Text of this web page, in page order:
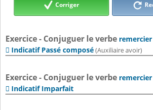
Corriger
Exercice - Conjuguer le verbe remercier
 Indicatif Passé composé(Auxiliaire avoir)
Exercice - Conjuguer le verbe remercier
 Indicatif Imparfait